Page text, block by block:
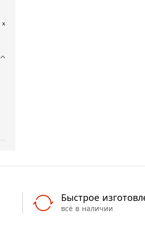
x
Быстрое
всё в наличии